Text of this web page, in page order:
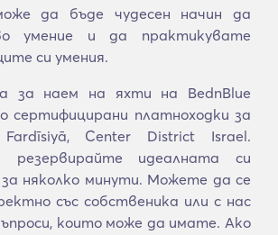
да бъде чудесен начин да
умение и да практикувате
си умения.
за наем на яхти на BednBlue
сертифицирани платноходки за
Center District Israel.
идеалната си
няколко минути. Можете да се
със собственика или с нас
които може да имате. Ако